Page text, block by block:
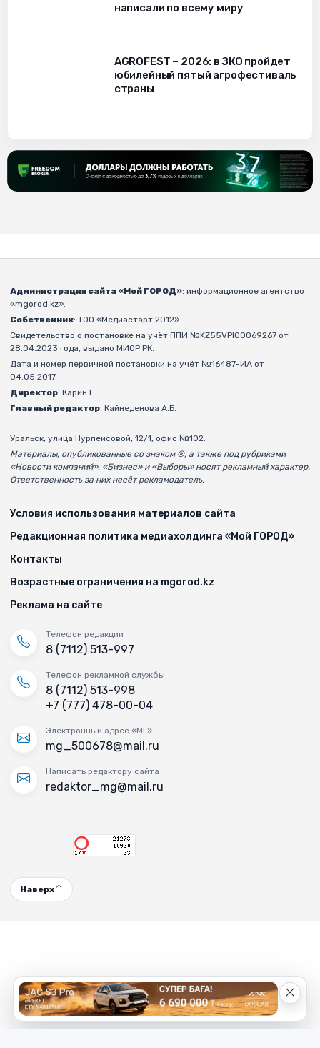
написали по всему миру
AGROFEST – 2026: в ЗКО пройдет
юбилейный пятый агрофестиваль
страны
Администрация сайта «Мой ГОРОД»: информационное агентство
«mgorod.kz».
Собственник: ТОО «Медиастарт 2012».
Свидетельство о постановке на учёт ППИ №KZ55VPI00069267 от
28.04.2023 года, выдано МИОР РК.
Дата и номер первичной постановки на учёт №16487-ИА от
04.05.2017.
Директор: Карин Е.
Главный редактор: Кайнеденова А.Б.
Уральск, улица Нурпеисовой, 12/1, офис №102.
Материалы, опубликованные со знаком ®, а также под рубриками
«Новости компаний», «Бизнес» и «Выборы» носят рекламный характер.
Ответственность за них несёт рекламодатель.
Условия использования материалов сайта
Редакционная политика медиахолдинга «Мой ГОРОД»
Контакты
Возрастные ограничения на mgorod.kz
Реклама на сайте
Телефон редакции
8 (7112) 513-997
Телефон рекламной службы
8 (7112) 513-998
+7 (777) 478-00-04
Электронный адрес «МГ»
mg_500678@mail.ru
Написать редактору сайта
redaktor_mg@mail.ru
Наверх